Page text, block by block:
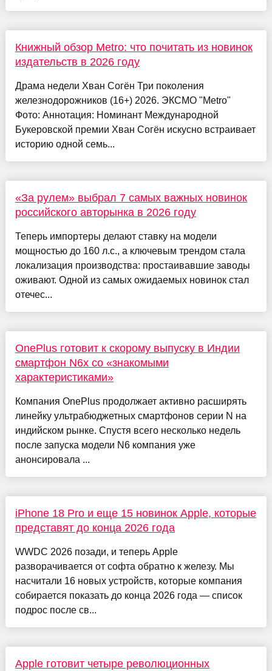
Книжный обзор Metro: что почитать из новинок
издательств в 2026 году
Драма недели Хван Согён Три поколения
железнодорожников (16+) 2026. ЭКСМО "Metro"
Фото: Аннотация: Номинант Международной
Букеровской премии Хван Согён искусно встраивает
историю одной семь...
«За рулем» выбрал 7 самых важных новинок
российского авторынка в 2026 году
Теперь импортеры делают ставку на модели
мощностью до 160 л.с., а ключевым трендом стала
локализация производства: простаивавшие заводы
оживают. Одной из самых ожидаемых новинок стал
отечес...
OnePlus готовит к скорому выпуску в Индии
смартфон N6x со «знакомыми
характеристиками»
Компания OnePlus продолжает активно расширять
линейку ультрабюджетных смартфонов серии N на
индийском рынке. Спустя всего несколько недель
после запуска модели N6 компания уже
анонсировала ...
iPhone 18 Pro и еще 15 новинок Apple, которые
представят до конца 2026 года
WWDC 2026 позади, и теперь Apple
разворачивается от софта обратно к железу. Мы
насчитали 16 новых устройств, которые компания
собирается показать до конца 2026 года — список
подрос после св...
Apple готовит четыре революционных